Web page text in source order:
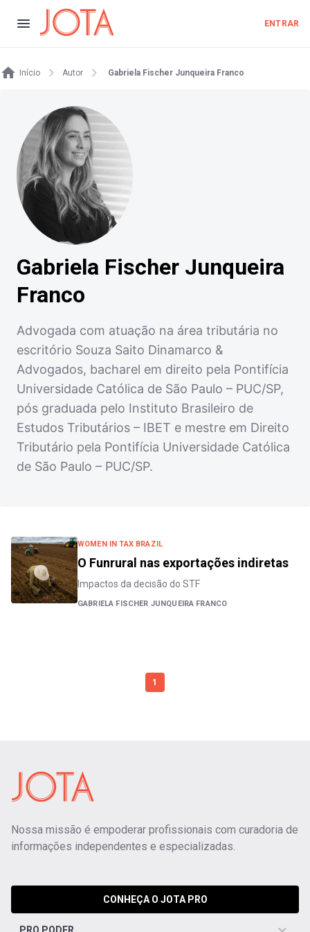
ENTRAR
Início Autor Gabriela Fischer Junqueira Franco
Gabriela Fischer Junqueira
Franco
Advogada com atuação na área tributária no
escritório Souza Saito Dinamarco &
Advogados, bacharel em direito pela Pontifícia
Universidade Católica de São Paulo – PUC/SP,
pós graduada pelo Instituto Brasileiro de
Estudos Tributários – IBET e mestre em Direito
Tributário pela Pontifícia Universidade Católica
de São Paulo – PUC/SP.
WOMEN IN TAX BRAZIL
O Funrural nas exportações indiretas
Impactos da decisão do STF
GABRIELA FISCHER JUNQUEIRA FRANCO
1
Nossa missão é empoderar profissionais com curadoria de
informações independentes e especializadas.
CONHEÇA O JOTA PRO